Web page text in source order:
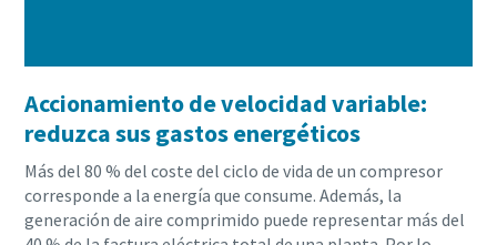
Accionamiento de velocidad variable:
reduzca sus gastos energéticos
Más del 80 % del coste del ciclo de vida de un compresor
corresponde a la energía que consume. Además, la
generación de aire comprimido puede representar más del